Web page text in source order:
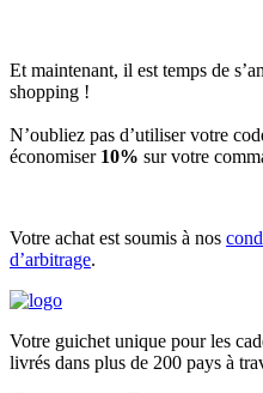
Et maintenant, il est temps de
shopping !
N’oubliez pas d’utiliser votre
économiser 10% sur votre
Votre achat est soumis à nos
d’arbitrage.
Votre guichet unique pour les
livrés dans plus de 200 pays à